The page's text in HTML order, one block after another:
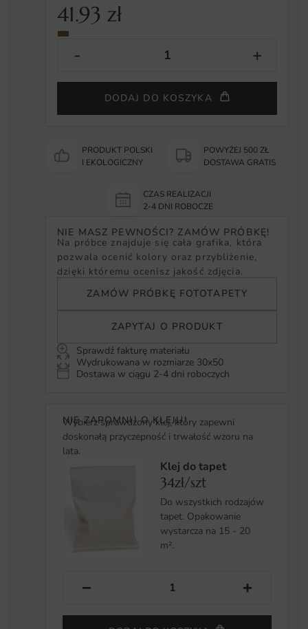
41.93zł
DODAJ DO KOSZYKA
PRODUKT POLSKI
I EKOLOGICZNY
POWYŻEJ 500 ZŁ
DOSTAWA GRATIS
CZAS REALIZACJI
2-4 DNI ROBOCZE
NIE MASZ PEWNOŚCI? ZAMÓW PRÓBKĘ!
Na próbce znajduje się cała grafika, która
pozwala ocenić kolory oraz przybliżenie,
dzięki któremu ocenisz jakość zdjęcia.
ZAMÓW PRÓBKĘ FOTOTAPETY
ZAPYTAJ O PRODUKT
Sprawdź fakturę materiału
Wydrukowana w rozmiarze 30x50
Dostawa w ciągu 2-4 dni roboczych
NIE ZAPOMNIJ O KLEJU!
Wybierz sprawdzony klej, który zapewni
doskonałą przyczepność i trwałość wzoru na
lata.
Klej do tapet
34zł/szt
Do wszystkich rodzajów
tapet. Opakowanie
wystarcza na 15 - 20
m².
− +